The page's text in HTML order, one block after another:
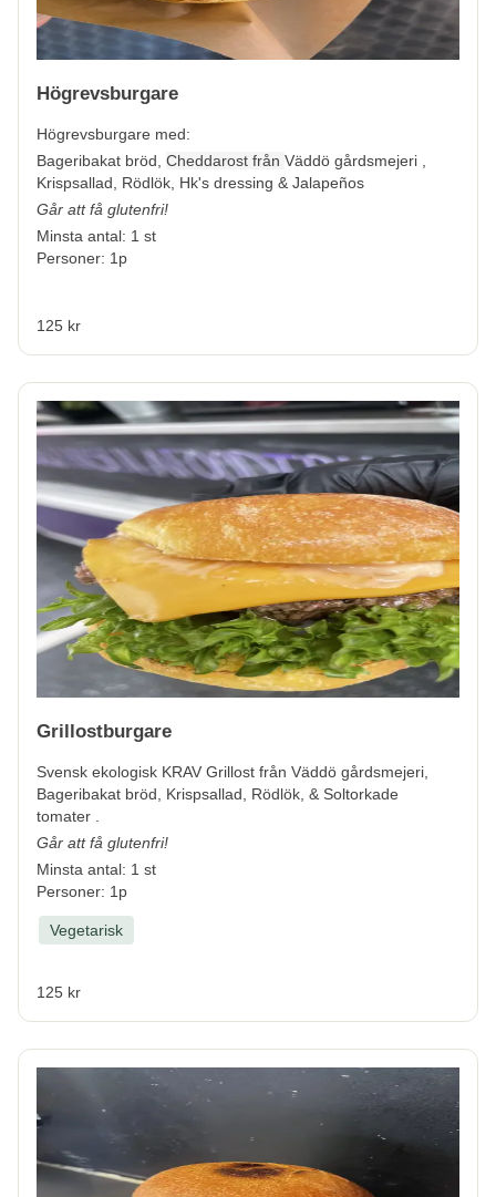
Högrevsburgare
Högrevsburgare med:
Bageribakat bröd, Cheddarost från Väddö gårdsmejeri ,
Krispsallad, Rödlök, Hk's dressing & Jalapeños
Går att få glutenfri!
Minsta antal: 1 st
Personer: 1p
125 kr
Grillostburgare
Svensk ekologisk KRAV Grillost från Väddö gårdsmejeri,
Bageribakat bröd, Krispsallad, Rödlök, & Soltorkade
tomater .
Går att få glutenfri!
Minsta antal: 1 st
Personer: 1p
Vegetarisk
125 kr